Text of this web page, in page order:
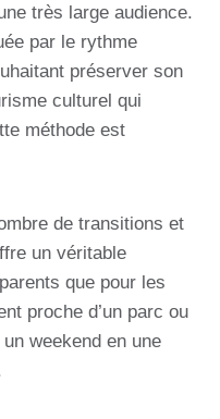
très large audience.
par le rythme
préserver son
culturel qui
méthode est
de transitions et
un véritable
que pour les
proche d’un parc ou
weekend en une